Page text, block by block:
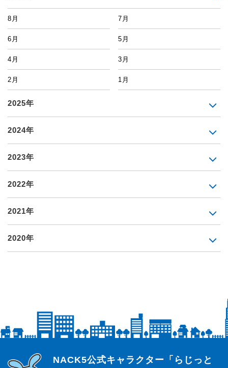
8月 7月
6月 5月
4月 3月
2月 1月
2025年
2024年
2023年
2022年
2021年
2020年
らじっと君
NACK5公式キャラクター「らじっと